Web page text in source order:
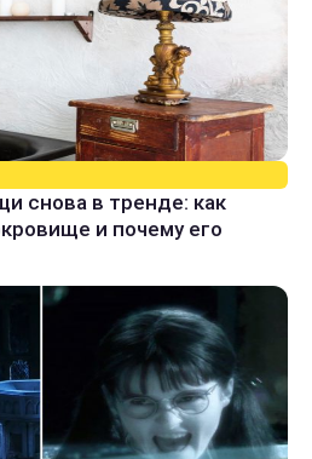
снова в тренде: как
и почему его